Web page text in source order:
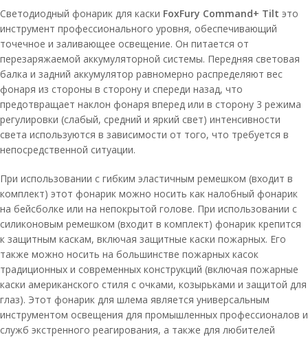
Светодиодный фонарик для каски FoxFury Command+ Tilt это
инструмент профессионального уровня, обеспечивающий
точечное и заливающее освещение. Он питается от
перезаряжаемой аккумуляторной системы. Передняя световая
балка и задний аккумулятор равномерно распределяют вес
фонаря из стороны в сторону и спереди назад, что
предотвращает наклон фонаря вперед или в сторону 3 режима
регулировки (слабый, средний и яркий свет) интенсивности
света используются в зависимости от того, что требуется в
непосредственной ситуации.
При использовании с гибким эластичным ремешком (входит в
комплект) этот фонарик можно носить как налобный фонарик
на бейсболке или на непокрытой голове. При использовании с
силиконовым ремешком (входит в комплект) фонарик крепится
к защитным каскам, включая защитные каски пожарных. Его
также можно носить на большинстве пожарных касок
традиционных и современных конструкций (включая пожарные
каски американского стиля с очками, козырьками и защитой для
глаз). Этот фонарик для шлема является универсальным
инструментом освещения для промышленных профессионалов и
служб экстренного реагирования, а также для любителей